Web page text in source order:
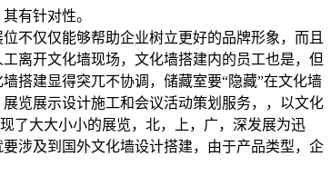
有针对性。
不仅仅能够帮助企业树立更好的品牌形象，而且
离开文化墙现场，文化墙搭建内的员工也是，但
搭建显得突兀不协调，储藏室要“隐藏”在文化墙
览展示设计施工和会议活动策划服务，，以文化
了大大小小的展览，北，上，广，深发展为迅
涉及到国外文化墙设计搭建，由于产品类型，企